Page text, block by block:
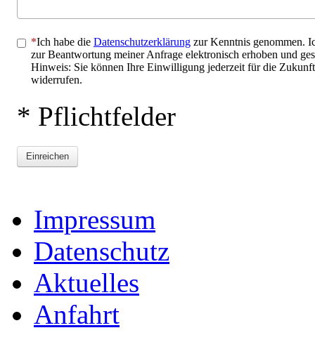
Ich habe die Datenschutzerklärung zur Kenntnis genommen.
zur Beantwortung meiner Anfrage elektronisch erhoben und
Hinweis: Sie können Ihre Einwilligung jederzeit für die
widerrufen.
* Pflichtfelder
Einreichen
Impressum
Datenschutz
Aktuelles
Anfahrt